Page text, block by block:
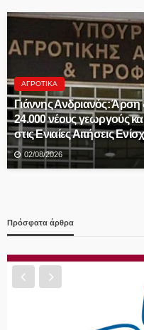
ΑΓΡΟΤΙΚΆ
Γιάννης Ανδριανός: Άρση
24.000 νέους γεωργούς
στις Ενιαίες Αιτήσεις
02/08/2026
Πρόσφατα άρθρα